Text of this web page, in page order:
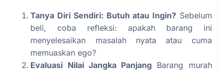
Tanya Diri Sendiri: Butuh atau Ingin? Sebelum
beli, coba refleksi: apakah barang ini
menyelesaikan masalah nyata atau cuma
memuaskan ego?
Evaluasi Nilai Jangka Panjang Barang murah